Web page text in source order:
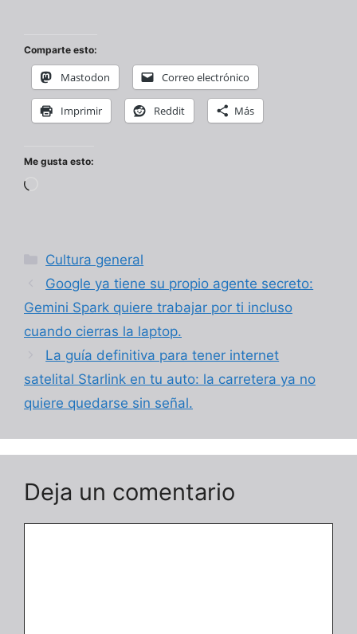
Comparte esto:
Mastodon Correo electrónico
Imprimir Reddit Más
Me gusta esto:
Categorías
Cultura general
Google ya tiene su propio agente secreto:
Gemini Spark quiere trabajar por ti incluso
cuando cierras la laptop.
La guía definitiva para tener internet
satelital Starlink en tu auto: la carretera ya no
quiere quedarse sin señal.
Deja un comentario